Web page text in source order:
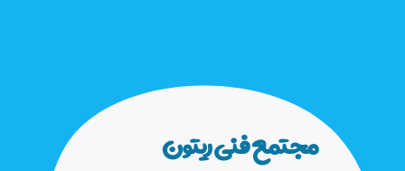
مجتمع فنی ریتون